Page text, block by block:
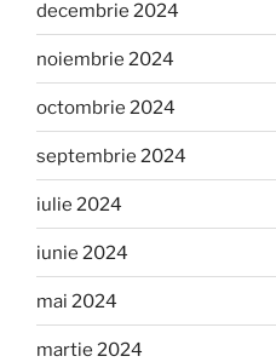
decembrie 2024
noiembrie 2024
octombrie 2024
septembrie 2024
iulie 2024
iunie 2024
mai 2024
martie 2024